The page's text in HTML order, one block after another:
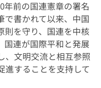
年前の国連憲章の署名
で書かれて以来、中国
則を守り、国連を中核
国連が国際平和と発展
、文明交流と相互参照
進することを支持して